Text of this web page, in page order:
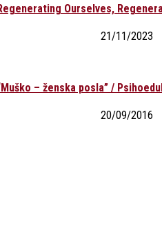
Ourselves,
21/11/2023
– ženska posla” /
20/09/2016